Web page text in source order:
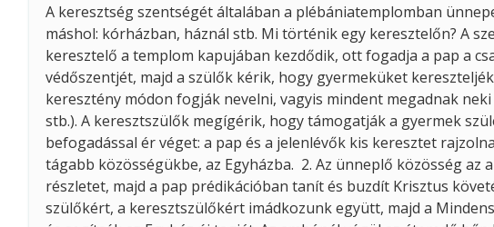
A keresztség szentségét általában a plébániatemplomban
máshol: kórházban, háznál stb. Mi történik egy keresztelőn? A
keresztelő a templom kapujában kezdődik, ott fogadja a pap a
védőszentjét, majd a szülők kérik, hogy gyermeküket
keresztény módon fogják nevelni, vagyis mindent megadnak
stb.). A keresztszülők megígérik, hogy támogatják a gyermek
befogadással ér véget: a pap és a jelenlévők kis keresztet
tágabb közösségükbe, az Egyházba. 2. Az ünneplő közösség
részletet, majd a pap prédikációban tanít és buzdít Krisztus
szülőkért, a keresztszülőkért imádkozunk együtt, majd a